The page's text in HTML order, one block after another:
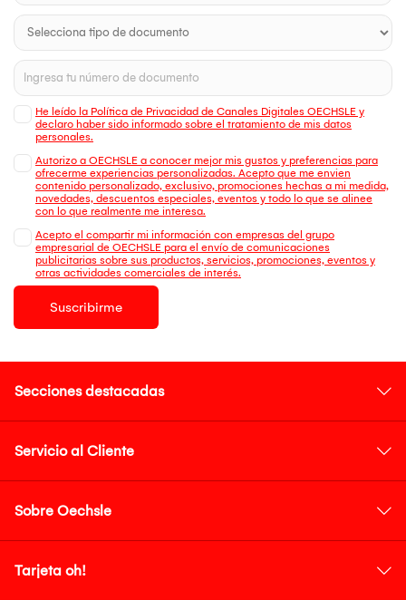
He leído la Política de Privacidad de Canales Digitales OECHSLE y
declaro haber sido informado sobre el tratamiento de mis datos
personales.
Autorizo a OECHSLE a conocer mejor mis gustos y preferencias para
ofrecerme experiencias personalizadas. Acepto que me envien
contenido personalizado, exclusivo, promociones hechas a mi medida,
novedades, descuentos especiales, eventos y todo lo que se alinee
con lo que realmente me interesa.
Acepto el compartir mi información con empresas del grupo
empresarial de OECHSLE para el envío de comunicaciones
publicitarias sobre sus productos, servicios, promociones, eventos y
otras actividades comerciales de interés.
Suscribirme
Secciones destacadas
Servicio al Cliente
Sobre Oechsle
Tarjeta oh!